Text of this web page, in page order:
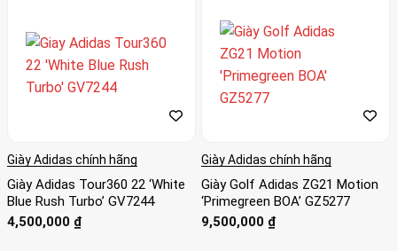
Giày Adidas chính hãng
Giày Adidas Tour360 22 ‘White
Blue Rush Turbo’ GV7244
4,500,000 ₫
Giày Adidas chính hãng
Giày Golf Adidas ZG21 Motion
‘Primegreen BOA’ GZ5277
9,500,000 ₫